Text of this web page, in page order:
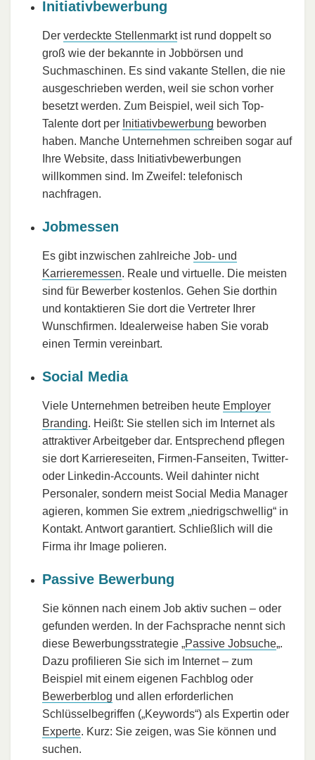
Initiativbewerbung
Der verdeckte Stellenmarktist rund doppelt so
groß wie der bekannte in Jobbörsen und
Suchmaschinen. Es sind vakante Stellen, die nie
ausgeschrieben werden, weil sie schon vorher
besetzt werden. Zum Beispiel, weil sich Top-
Talente dort per Initiativbewerbung beworben
haben. Manche Unternehmen schreiben sogar auf
Ihre Website, dass Initiativbewerbungen
willkommen sind. Im Zweifel: telefonisch
nachfragen.
Jobmessen
Es gibt inzwischen zahlreiche Job- und
Karrieremessen. Reale und virtuelle. Die meisten
sind für Bewerber kostenlos. Gehen Sie dorthin
und kontaktieren Sie dort die Vertreter Ihrer
Wunschfirmen. Idealerweise haben Sie vorab
einen Termin vereinbart.
Social Media
Viele Unternehmen betreiben heute Employer
Branding. Heißt: Sie stellen sich im Internet als
attraktiver Arbeitgeber dar. Entsprechend pflegen
sie dort Karriereseiten, Firmen-Fanseiten, Twitter-
oder Linkedin-Accounts. Weil dahinter nicht
Personaler, sondern meist Social Media Manager
agieren, kommen Sie extrem „niedrigschwellig“ in
Kontakt. Antwort garantiert. Schließlich will die
Firma ihr Image polieren.
Passive Bewerbung
Sie können nach einem Job aktiv suchen – oder
gefunden werden. In der Fachsprache nennt sich
diese Bewerbungsstrategie „Passive Jobsuche„.
Dazu profilieren Sie sich im Internet – zum
Beispiel mit einem eigenen Fachblog oder
Bewerberblog und allen erforderlichen
Schlüsselbegriffen („Keywords“) als Expertin oder
Experte. Kurz: Sie zeigen, was Sie können und
suchen.